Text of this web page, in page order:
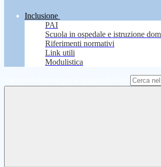
Inclusione
PAI
Scuola in ospedale e istruzione
Riferimenti normativi
Link utili
Modulistica